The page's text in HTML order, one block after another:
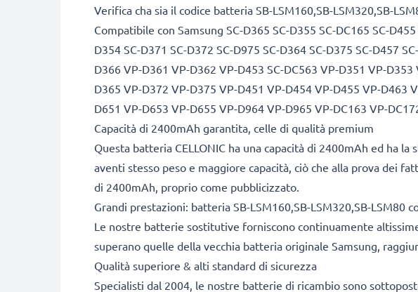
Verifica cha sia il codice batteria SB-LSM160,SB-LSM320,SB-
Compatibile con Samsung SC-D365 SC-D355 SC-DC165 SC-
D354 SC-D371 SC-D372 SC-D975 SC-D364 SC-D375 SC-D457
D366 VP-D361 VP-D362 VP-D453 SC-DC563 VP-D351 VP-
D365 VP-D372 VP-D375 VP-D451 VP-D454 VP-D455 VP-D463
D651 VP-D653 VP-D655 VP-D964 VP-D965 VP-DC163 VP-
Capacità di 2400mAh garantita, celle di qualità premium
Questa batteria CELLONIC ha una capacità di 2400mAh ed ha
aventi stesso peso e maggiore capacità, ciò che alla prova dei
di 2400mAh, proprio come pubblicizzato.
Grandi prestazioni: batteria SB-LSM160,SB-LSM320,SB-LSM80
Le nostre batterie sostitutive forniscono continuamente
superano quelle della vecchia batteria originale Samsung,
Qualità superiore & alti standard di sicurezza
Specialisti dal 2004, le nostre batterie di ricambio sono